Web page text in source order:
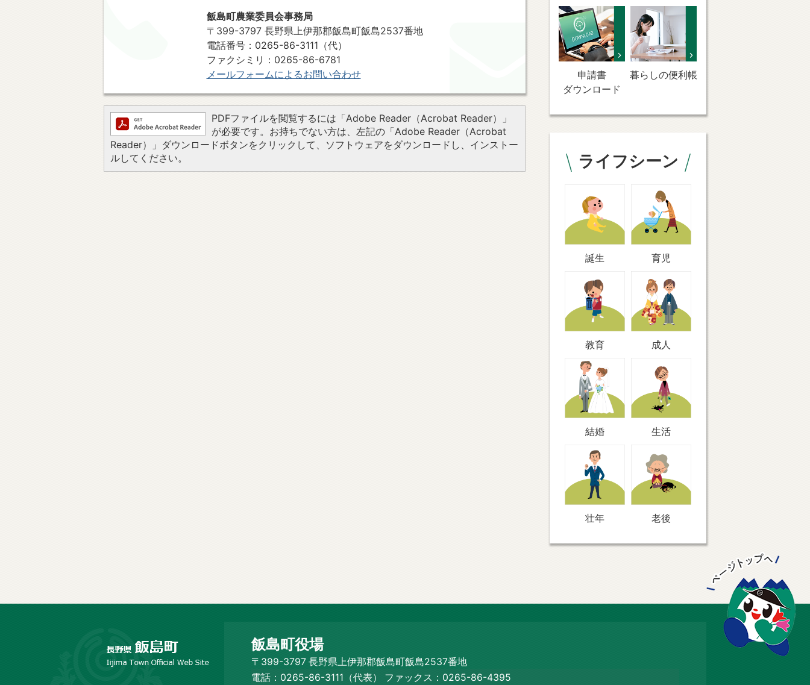
飯島町農業委員会事務局
〒399-3797 長野県上伊那郡飯島町飯島2537番地
電話番号：0265-86-3111（代）
ファクシミリ：0265-86-6781
メールフォームによるお問い合わせ
PDFファイルを閲覧するには「Adobe Reader（Acrobat Reader）」
が必要です。お持ちでない方は、左記の「Adobe Reader（Acrobat
Reader）」ダウンロードボタンをクリックして、ソフトウェアをダウンロードし、インストー
ルしてください。
申請書
ダウンロード
暮らしの便利帳
ライフシーン
誕生 育児
教育 成人
結婚 生活
壮年 老後
飯島町役場
〒399-3797 長野県上伊那郡飯島町飯島2537番地
電話：0265-86-3111（代表）
ファックス：0265-86-4395